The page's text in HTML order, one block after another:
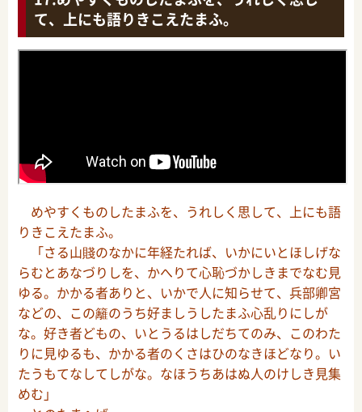
て、上にも語りきこえたまふ。
めやすくものしたまふを、うれしく思して、上にも語
りきこえたまふ。
「さる山賤のなかに年経たれば、いかにいとほしげな
らむとあなづりしを、かへりて心恥づかしきまでなむ見
ゆる。かかる者ありと、いかで人に知らせて、兵部卿宮
などの、この籬のうち好ましうしたまふ心乱りにしが
な。好き者どもの、いとうるはしだちてのみ、このわた
りに見ゆるも、かかる者のくさはひのなきほどなり。い
たうもてなしてしがな。なほうちあはぬ人のけしき見集
めむ」